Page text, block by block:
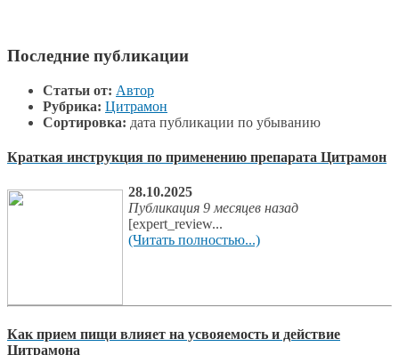
Последние публикации
Статьи от: Автор
Рубрика: Цитрамон
Сортировка: дата публикации по убыванию
Краткая инструкция по применению препарата Цитрамон
28.10.2025
Публикация 9 месяцев назад
[expert_review...
(Читать полностью...)
Как прием пищи влияет на усвояемость и действие
Цитрамона